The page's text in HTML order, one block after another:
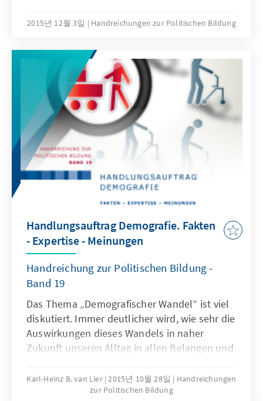
Familie oder Fachkräftemangel die
auf unsere lebendige Demokratie. Dabei ging
es um Themen im Bereich Politik,
Gesellschaft und Politische Bildung, zum
Beispiel wie sich Machtverhältnisse und
Deutungshoheiten verändern können, wie
Engagement und Partizipation im
demografischen Wandel aussehen kann und
was sich in der Politischen Bildung ändern
muss, um den Anforderungen des Wandels
gerecht zu werden. Im Vorfeld und im
Nachgang zum Demokratie-Kongress 2014
Demokratie und Demografie beschäftigt. Die
Ergebnisse finden Sie in dieser
Onlinepublikation. Die Beiträge sind im
Rahmen einer Medienpartnerschaft zwischen
Konrad-Adenauer-Stiftung und dem
Tagesspiegel entstanden.
2015년 12월 3일 Handreichungen zur Politischen Bildung
Handlungsauftrag Demografie. Fakten
- Expertise - Meinungen
Handreichung zur Politischen Bildung -
Band 19
Das Thema „Demografischer Wandel” ist viel
diskutiert. Immer deutlicher wird, wie sehr die
Auswirkungen dieses Wandels in naher
Zukunft unseren Alltag in allen Belangen und
und nachhaltig beeinflussen werden. Unter
dem Titel „Handlungsauftrag Demografie”
Karl-Heinz B. van Lier 2015년 10월 28일
Handreichungen
zur Politischen Bildung